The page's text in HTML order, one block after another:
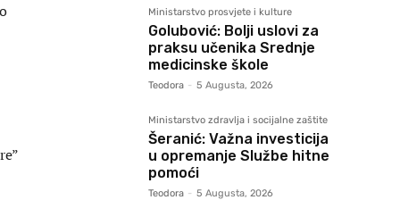
Ministarstvo prosvjete i kulture
Golubović: Bolji uslovi za
praksu učenika Srednje
medicinske škole
Teodora - 5 Augusta, 2026
Ministarstvo zdravlja i socijalne zaštite
Šeranić: Važna investicija
u opremanje Službe hitne
pomoći
Teodora - 5 Augusta, 2026